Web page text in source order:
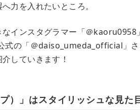
力を入れたいところ。
インスタグラマー「＠kaoru0958
式の「＠daiso_umeda_official」
していきます！
）」はスタイリッシュな見